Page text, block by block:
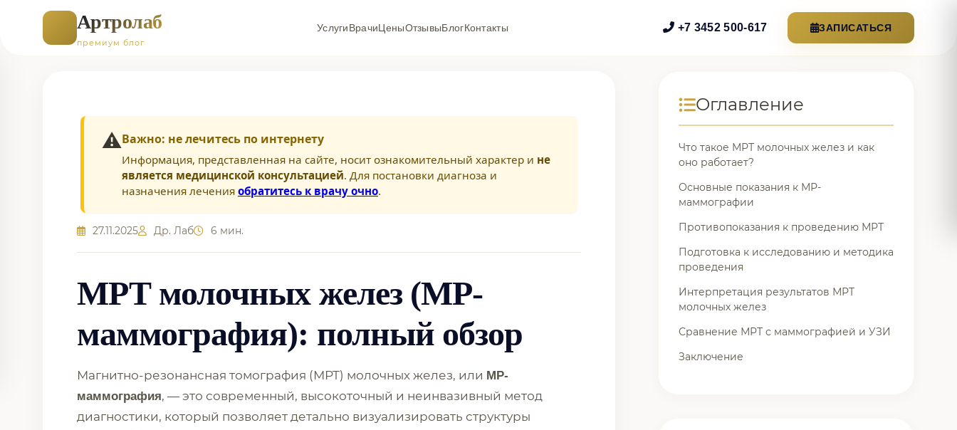
Артролаб
премиум блог
УслугиВрачиЦеныОтзывыБлогКонтакты +7 3452 500-617 ЗАПИСАТЬСЯ
⚠️Важно: не лечитесь по интернету
Информация, представленная на сайте, носит ознакомительный характер и не
является медицинской консультацией. Для постановки диагноза и
назначения лечения обратитесь к врачу очно.
27.11.2025 Др. Лаб 6 мин.
МРТ молочных желез (МР-
маммография): полный обзор
Магнитно-резонансная томография (МРТ) молочных желез, или МР-
маммография, — это современный, высокоточный и неинвазивный метод
диагностики, который позволяет детально визуализировать структуры
Оглавление
Что такое МРТ молочных желез и как
оно работает?
Основные показания к МР-
маммографии
Противопоказания к проведению МРТ
Подготовка к исследованию и методика
проведения
Интерпретация результатов МРТ
молочных желез
Сравнение МРТ с маммографией и УЗИ
Заключение